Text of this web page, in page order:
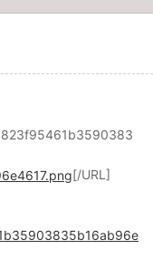
[/URL]